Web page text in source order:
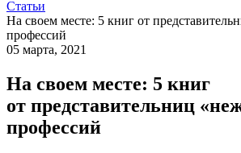
Статьи
На своем месте: 5 книг от
профессий
05 марта, 2021
На своем месте: 5 книг
от представительниц
профессий